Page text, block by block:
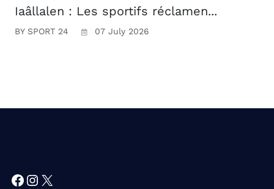
Iaâllalen : Les sportifs réclamen...
BY SPORT 24 07 July 2026
Facebook
Instagram
X